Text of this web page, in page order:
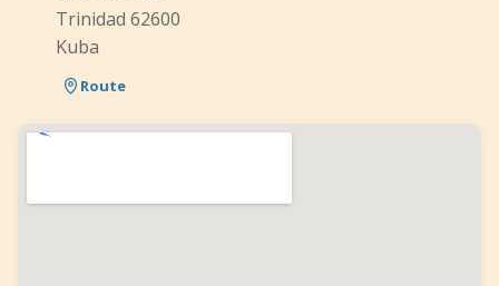
Trinidad 62600
Kuba
Route